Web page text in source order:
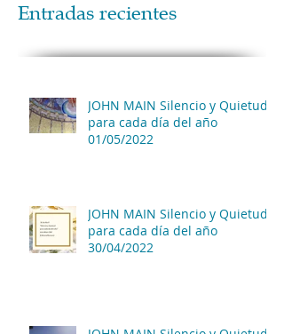
Entradas recientes
JOHN MAIN Silencio y Quietud
para cada día del año
01/05/2022
JOHN MAIN Silencio y Quietud
para cada día del año
30/04/2022